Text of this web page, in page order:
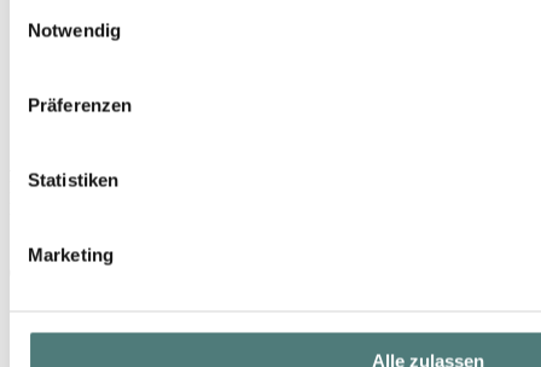
Notwendig
Präferenzen
Statistiken
Marketing
Alle zulassen
Pure Minerals Mineral Eyeshadow Base Sensitive
10,95 €